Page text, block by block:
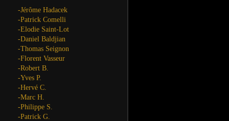
-Jérôme Hadacek
-Patrick Comelli
-Elodie Saint-Lot
-Daniel Baldjian
-Thomas Seignon
-Florent Vasseur
-Robert B.
-Yves P.
-Hervé C.
-Marc H.
-Philippe S.
-Patrick G.